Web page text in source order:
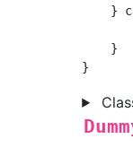
}
    }